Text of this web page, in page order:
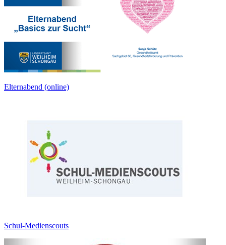
Elternabend (online)
Schul-Medienscouts